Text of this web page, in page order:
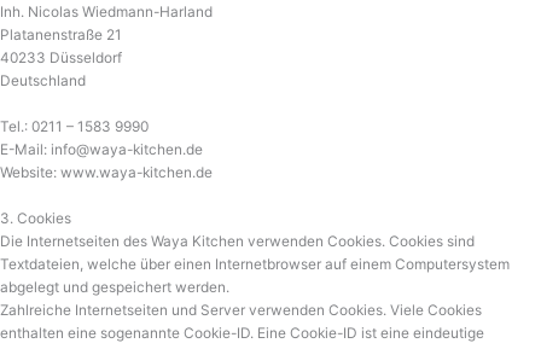
Inh. Nicolas Wiedmann-Harland
Platanenstraße 21
40233 Düsseldorf
Deutschland
Tel.: 0211 – 1583 9990
E-Mail: info@waya-kitchen.de
Website: www.waya-kitchen.de
3. Cookies
Die Internetseiten des Waya Kitchen verwenden Cookies. Cookies sind
Textdateien, welche über einen Internetbrowser auf einem Computersystem
abgelegt und gespeichert werden.
Zahlreiche Internetseiten und Server verwenden Cookies. Viele Cookies
enthalten eine sogenannte Cookie-ID. Eine Cookie-ID ist eine eindeutige